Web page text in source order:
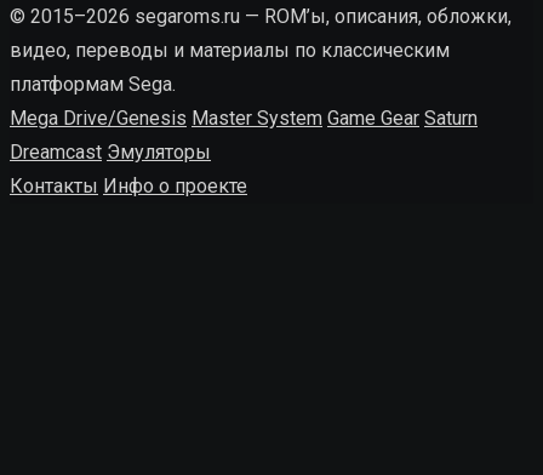
© 2015–2026 segaroms.ru — ROM’ы, описания, обложки,
видео, переводы и материалы по классическим
платформам Sega.
Mega Drive/Genesis Master System Game Gear Saturn
Dreamcast Эмуляторы
Контакты Инфо о проекте